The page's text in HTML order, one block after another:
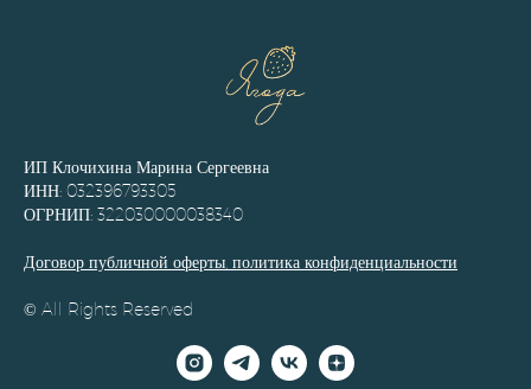
ИП Клочихина Марина Сергеевна
ИНН: 032396793305
ОГРНИП: 322030000038340
Договор публичной оферты, политика конфиденциальности
© All Rights Reserved